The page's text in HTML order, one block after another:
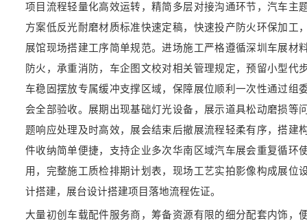
项目流程轻量化高效运转，精简多层对接沟通环节，汽车主
方案低反光耐磨材质标准快速定稿，快速投产防火环保加工
展馆现场搭建工序简单规范。进场施工严格遵循深圳车展材
防火，承重消防，车企图文校对相关管理规定，预留小型代
车稳固摆放专属缓冲支撑区域，保障展位顺利一次性通过组
会全部验收。展期出现基础灯光设备，展示道具松动磨损等
题响应处理及时高效，展会结束后撤展流程轻柔有序，搭建
件收纳简单便捷，支持企业多次华南区域汽车展会重复循环
用，完整施工质检排期计划表，现场工艺实拍影像构成展位
计搭建，展台设计搭建项目落地流程佐证。
大量初创车载配件服务商，筹备资源有限的细分配套内饰，